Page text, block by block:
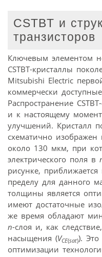
CSTBT и
транзисторов
Ключевым элементом
CSTBT-кристаллы
Mitsubishi Electric
коммерчески
Распространение
и к настоящему
улучшений. Кристалл
схематично
около 130 мкм, при
электрического поля в
рисунке,
пределу для данного
толщины является
имеют достаточные
же время обладают
n-слоя и, как
насыщения (VCE(sat)). Это
оптимизации